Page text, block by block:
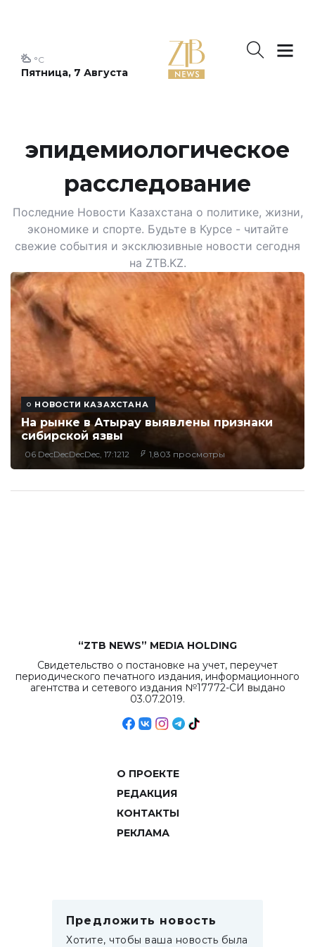
Пятница, 7 Августа
°C
эпидемиологическое
расследование
Последние Новости Казахстана о политике, жизни,
экономике и спорте. Будьте в Курсе - читайте
свежие события и эксклюзивные новости сегодня
на ZTB.KZ.
НОВОСТИ КАЗАХСТАНА
На рынке в Атырау выявлены признаки
сибирской язвы
06 DecDecDecDec, 17:1212 1,803 просмотры
“ZTB NEWS” MEDIA HOLDING
Свидетельство о постановке на учет, переучет
периодического печатного издания, информационного
агентства и сетевого издания №17772-СИ выдано
03.07.2019.
О ПРОЕКТЕ
РЕДАКЦИЯ
КОНТАКТЫ
РЕКЛАМА
Предложить новость
Хотите, чтобы ваша новость была